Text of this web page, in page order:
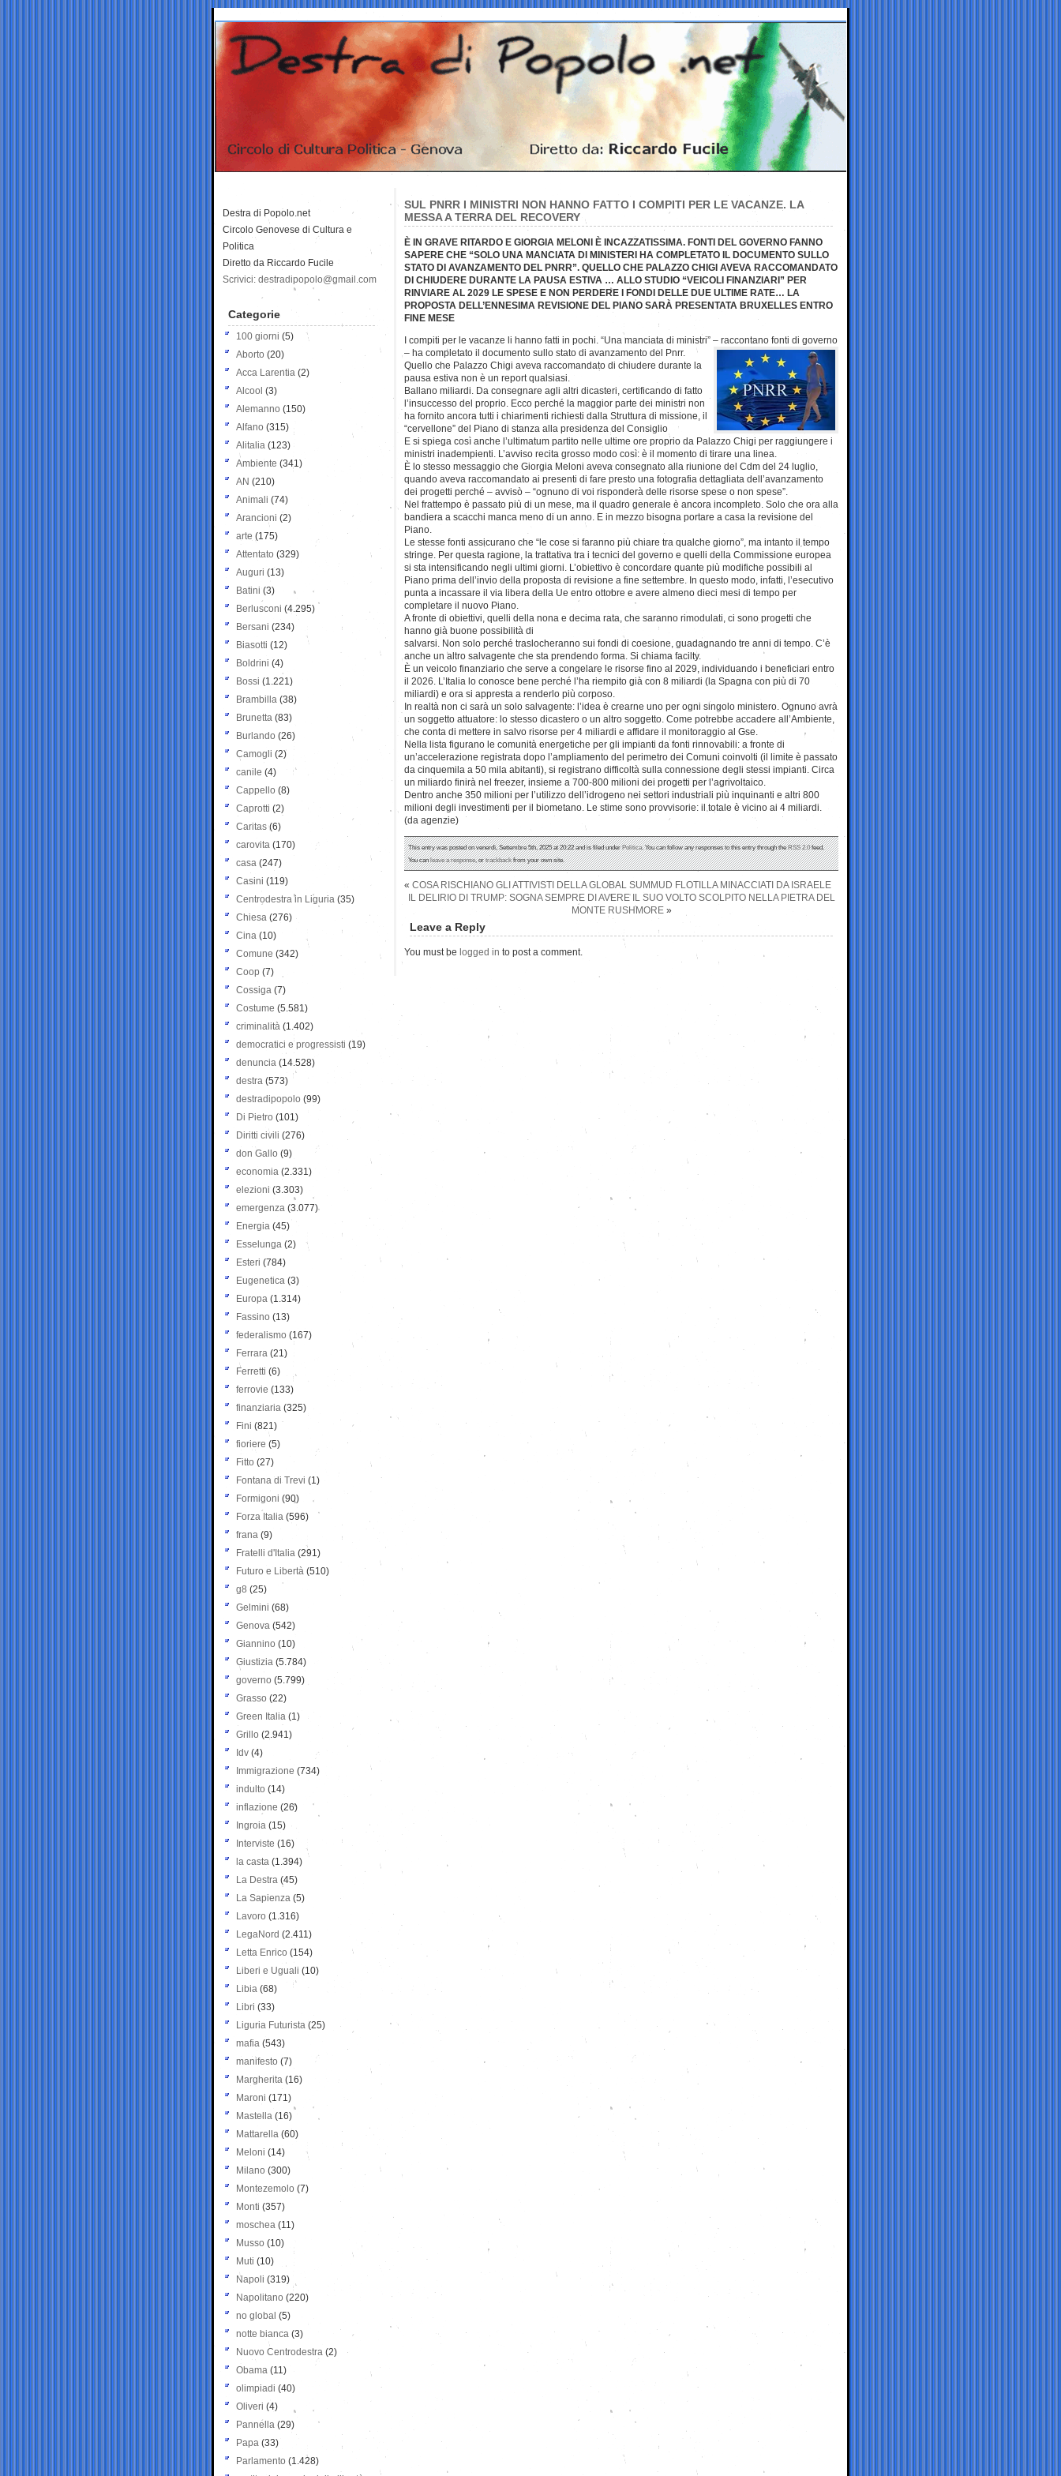
SUL PNRR I MINISTRI NON HANNO FATTO I COMPITI PER LE VACANZE. LA
MESSA A TERRA DEL RECOVERY
È IN GRAVE RITARDO E GIORGIA MELONI È INCAZZATISSIMA. FONTI DEL GOVERNO FANNO
SAPERE CHE “SOLO UNA MANCIATA DI MINISTERI HA COMPLETATO IL DOCUMENTO SULLO
STATO DI AVANZAMENTO DEL PNRR”. QUELLO CHE PALAZZO CHIGI AVEVA RACCOMANDATO
DI CHIUDERE DURANTE LA PAUSA ESTIVA … ALLO STUDIO “VEICOLI FINANZIARI” PER
RINVIARE AL 2029 LE SPESE E NON PERDERE I FONDI DELLE DUE ULTIME RATE… LA
PROPOSTA DELL’ENNESIMA REVISIONE DEL PIANO SARÀ PRESENTATA BRUXELLES ENTRO
FINE MESE
I compiti per le vacanze li hanno fatti in pochi. “Una manciata di ministri” – raccontano fonti di governo
– ha completato il documento sullo stato di avanzamento del Pnrr.
Quello che Palazzo Chigi aveva raccomandato di chiudere durante la
pausa estiva non è un report qualsiasi.
Ballano miliardi. Da consegnare agli altri dicasteri, certificando di fatto
l’insuccesso del proprio. Ecco perché la maggior parte dei ministri non
ha fornito ancora tutti i chiarimenti richiesti dalla Struttura di missione, il
“cervellone” del Piano di stanza alla presidenza del Consiglio
E si spiega così anche l’ultimatum partito nelle ultime ore proprio da Palazzo Chigi per raggiungere i
ministri inadempienti. L’avviso recita grosso modo così: è il momento di tirare una linea.
È lo stesso messaggio che Giorgia Meloni aveva consegnato alla riunione del Cdm del 24 luglio,
quando aveva raccomandato ai presenti di fare presto una fotografia dettagliata dell’avanzamento
dei progetti perché – avvisò – “ognuno di voi risponderà delle risorse spese o non spese”.
Nel frattempo è passato più di un mese, ma il quadro generale è ancora incompleto. Solo che ora alla
bandiera a scacchi manca meno di un anno. E in mezzo bisogna portare a casa la revisione del
Piano.
Le stesse fonti assicurano che “le cose si faranno più chiare tra qualche giorno”, ma intanto il tempo
stringe. Per questa ragione, la trattativa tra i tecnici del governo e quelli della Commissione europea
si sta intensificando negli ultimi giorni. L’obiettivo è concordare quante più modifiche possibili al
Piano prima dell’invio della proposta di revisione a fine settembre. In questo modo, infatti, l’esecutivo
punta a incassare il via libera della Ue entro ottobre e avere almeno dieci mesi di tempo per
completare il nuovo Piano.
A fronte di obiettivi, quelli della nona e decima rata, che saranno rimodulati, ci sono progetti che
hanno già buone possibilità di
salvarsi. Non solo perché traslocheranno sui fondi di coesione, guadagnando tre anni di tempo. C’è
anche un altro salvagente che sta prendendo forma. Si chiama facilty.
È un veicolo finanziario che serve a congelare le risorse fino al 2029, individuando i beneficiari entro
il 2026. L’Italia lo conosce bene perché l’ha riempito già con 8 miliardi (la Spagna con più di 70
miliardi) e ora si appresta a renderlo più corposo.
In realtà non ci sarà un solo salvagente: l’idea è crearne uno per ogni singolo ministero. Ognuno avrà
un soggetto attuatore: lo stesso dicastero o un altro soggetto. Come potrebbe accadere all’Ambiente,
che conta di mettere in salvo risorse per 4 miliardi e affidare il monitoraggio al Gse.
Nella lista figurano le comunità energetiche per gli impianti da fonti rinnovabili: a fronte di
un’accelerazione registrata dopo l’ampliamento del perimetro dei Comuni coinvolti (il limite è passato
da cinquemila a 50 mila abitanti), si registrano difficoltà sulla connessione degli stessi impianti. Circa
un miliardo finirà nel freezer, insieme a 700-800 milioni dei progetti per l’agrivoltaico.
Dentro anche 350 milioni per l’utilizzo dell’idrogeno nei settori industriali più inquinanti e altri 800
milioni degli investimenti per il biometano. Le stime sono provvisorie: il totale è vicino ai 4 miliardi.
(da agenzie)
This entry was posted on venerdì, Settembre 5th, 2025 at 20:22 and is filed underPolitica. You can follow any responses to this entry through theRSS 2.0feed.
You canleave a response, ortrackbackfrom your own site.
« COSA RISCHIANO GLI ATTIVISTI DELLA GLOBAL SUMMUD FLOTILLA MINACCIATI DA ISRAELE
IL DELIRIO DI TRUMP: SOGNA SEMPRE DI AVERE IL SUO VOLTO SCOLPITO NELLA PIETRA DEL
MONTE RUSHMORE»
Leave a Reply
You must be logged in to post a comment.
Destra di Popolo.net
Circolo Genovese di Cultura e
Politica
Diretto da Riccardo Fucile
Scrivici: destradipopolo@gmail.com
Categorie
100 giorni (5)
Aborto (20)
Acca Larentia (2)
Alcool (3)
Alemanno (150)
Alfano (315)
Alitalia (123)
Ambiente (341)
AN (210)
Animali (74)
Arancioni (2)
arte (175)
Attentato (329)
Auguri (13)
Batini (3)
Berlusconi (4.295)
Bersani (234)
Biasotti (12)
Boldrini (4)
Bossi (1.221)
Brambilla (38)
Brunetta (83)
Burlando (26)
Camogli (2)
canile (4)
Cappello (8)
Caprotti (2)
Caritas (6)
carovita (170)
casa (247)
Casini (119)
Centrodestra in Liguria (35)
Chiesa (276)
Cina (10)
Comune (342)
Coop (7)
Cossiga (7)
Costume (5.581)
criminalità (1.402)
democratici e progressisti (19)
denuncia (14.528)
destra (573)
destradipopolo (99)
Di Pietro (101)
Diritti civili (276)
don Gallo (9)
economia (2.331)
elezioni (3.303)
emergenza (3.077)
Energia (45)
Esselunga (2)
Esteri (784)
Eugenetica (3)
Europa (1.314)
Fassino (13)
federalismo (167)
Ferrara (21)
Ferretti (6)
ferrovie (133)
finanziaria (325)
Fini (821)
fioriere (5)
Fitto (27)
Fontana di Trevi (1)
Formigoni (90)
Forza Italia (596)
frana (9)
Fratelli d'Italia (291)
Futuro e Libertà (510)
g8 (25)
Gelmini (68)
Genova (542)
Giannino (10)
Giustizia (5.784)
governo (5.799)
Grasso (22)
Green Italia (1)
Grillo (2.941)
Idv (4)
Immigrazione (734)
indulto (14)
inflazione (26)
Ingroia (15)
Interviste (16)
la casta (1.394)
La Destra (45)
La Sapienza (5)
Lavoro (1.316)
LegaNord (2.411)
Letta Enrico (154)
Liberi e Uguali (10)
Libia (68)
Libri (33)
Liguria Futurista (25)
mafia (543)
manifesto (7)
Margherita (16)
Maroni (171)
Mastella (16)
Mattarella (60)
Meloni (14)
Milano (300)
Montezemolo (7)
Monti (357)
moschea (11)
Musso (10)
Muti (10)
Napoli (319)
Napolitano (220)
no global (5)
notte bianca (3)
Nuovo Centrodestra (2)
Obama (11)
olimpiadi (40)
Oliveri (4)
Pannella (29)
Papa (33)
Parlamento (1.428)